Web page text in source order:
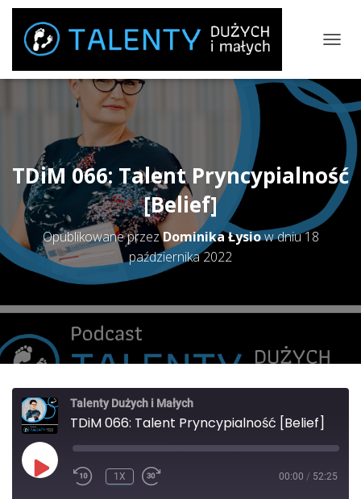
Z
E
Ł
N
A
W
I
TDiM 066: Talent Pryncypialność
[Belief]
Opublikowane przezDominika Łysiow dniu18
października 2022
Talenty Dużych i Małych
TDiM 066: Talent Pryncypialność [Belief]
PLAY
EPISODE
REWIND
1X 00:00 / 52:25